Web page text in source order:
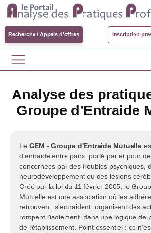
Recherche / Appels d'offres Inscription
Analyse des
Groupe d’Entraide
Le GEM - Groupe d'Entraide Mutuelle
d'entraide entre pairs, porté par et pour
concernées par des troubles psychiques,
neurodéveloppement ou des lésions
Créé par la loi du 11 février 2005, le
Mutuelle est une association où les
retrouvent, s'entraident, organisent des
rompent l'isolement, dans une logique de
de rétablissement. Point essentiel : ce